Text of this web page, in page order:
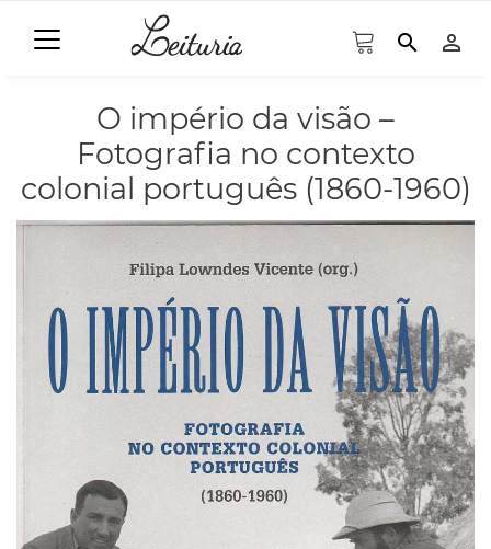
search person_outline
O império da visão –
Fotografia no contexto
colonial português (1860-1960)